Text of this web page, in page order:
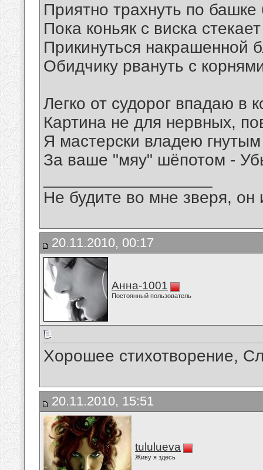
Приятно трахнуть по башке
Пока коньяк с виска
Прикинуться накрашенной
Обидчику рвануть с
Легко от судорог впадаю в
Картина не для нервных,
Я мастерски владею
За ваше "мяу" шёпотом -
Не будите во мне зверя, он
20.11.2010, 00:17
Анна-1001
Постоянный пользователь
Хорошее стихотворение,
20.11.2010, 15:51
tululueva
Живу я здесь